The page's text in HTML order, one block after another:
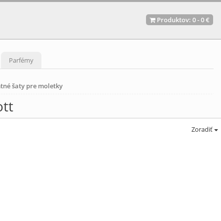
Produktov: 0-0 €
Parfémy
šaty pre moletky
Zoradiť